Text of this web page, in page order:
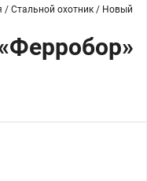
/ Стальной охотник / Новый